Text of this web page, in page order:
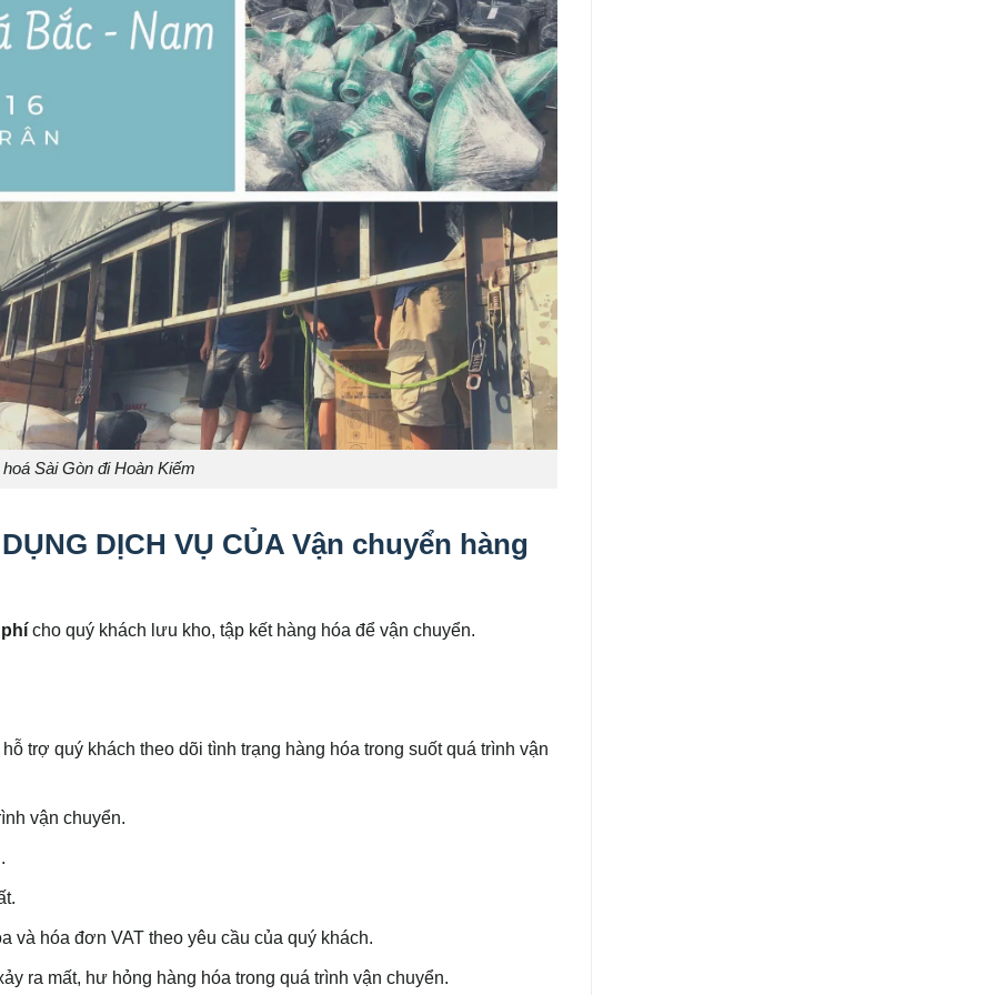
Sài Gòn đi Hoàn Kiếm
DỊCH VỤ CỦA Vận chuyển hàng
phícho quý khách lưu kho, tập kết hàng hóa để vận chuyển.
trợ quý khách theo dõi tình trạng hàng hóa trong suốt quá trình vận
vận chuyển.
và hóa đơn VAT theo yêu cầu của quý khách.
ra mất, hư hỏng hàng hóa trong quá trình vận chuyển.